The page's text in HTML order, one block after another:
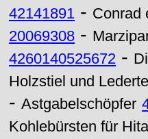
42141891 - Conrad
20069308 -
4260140525672 -
Holzstiel und
- Astgabelschöpfer
Kohlebürsten für